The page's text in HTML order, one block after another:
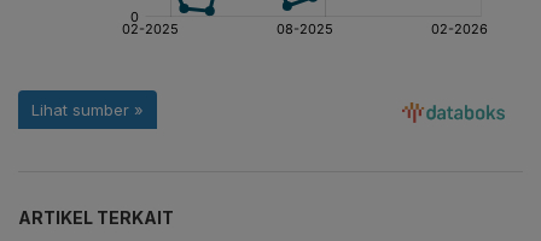
ARTIKEL TERKAIT